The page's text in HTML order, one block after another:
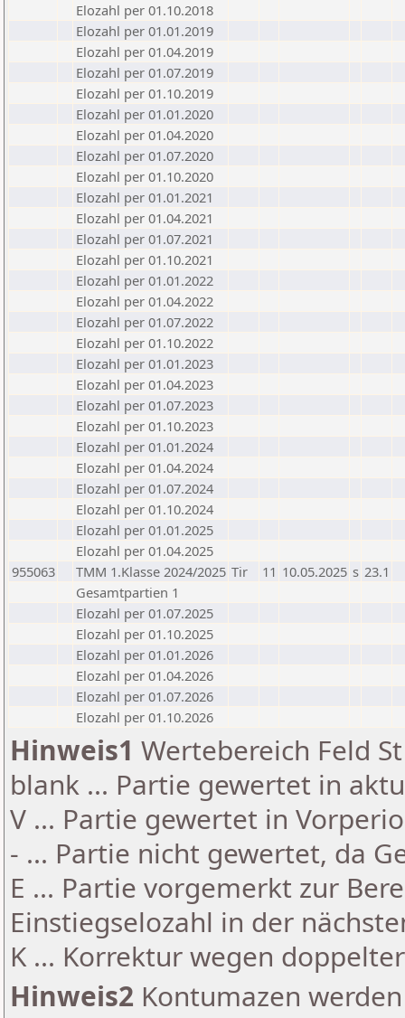
Elozahl per 01.10.2018
Elozahl per 01.01.2019
Elozahl per 01.04.2019
Elozahl per 01.07.2019
Elozahl per 01.10.2019
Elozahl per 01.01.2020
Elozahl per 01.04.2020
Elozahl per 01.07.2020
Elozahl per 01.10.2020
Elozahl per 01.01.2021
Elozahl per 01.04.2021
Elozahl per 01.07.2021
Elozahl per 01.10.2021
Elozahl per 01.01.2022
Elozahl per 01.04.2022
Elozahl per 01.07.2022
Elozahl per 01.10.2022
Elozahl per 01.01.2023
Elozahl per 01.04.2023
Elozahl per 01.07.2023
Elozahl per 01.10.2023
Elozahl per 01.01.2024
Elozahl per 01.04.2024
Elozahl per 01.07.2024
Elozahl per 01.10.2024
Elozahl per 01.01.2025
Elozahl per 01.04.2025
955063
TMM 1.Klasse 2024/2025 Tir 11 10.05.2025 s 23.1
Gesamtpartien 1
Elozahl per 01.07.2025
Elozahl per 01.10.2025
Elozahl per 01.01.2026
Elozahl per 01.04.2026
Elozahl per 01.07.2026
Elozahl per 01.10.2026
Hinweis1 Wertebereich Feld
blank ... Partie gewertet in
V ... Partie gewertet in
- ... Partie nicht gewertet, da
E ... Partie vorgemerkt zur
Einstiegselozahl in der
K ... Korrektur wegen
Hinweis2 Kontumazen